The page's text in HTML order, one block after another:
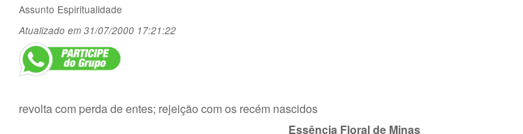
Assunto Espiritualidade
Atualizado em 31/07/2000 17:21:22
revolta com perda de entes; rejeição com os recém nascidos
Essência Floral de Minas